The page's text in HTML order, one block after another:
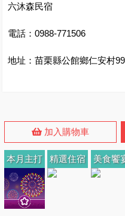
六沐森民宿
電話：0988-771506
地址：苗栗縣公館鄉仁安村
加入購物車
本月主打 精選住宿 美食饗